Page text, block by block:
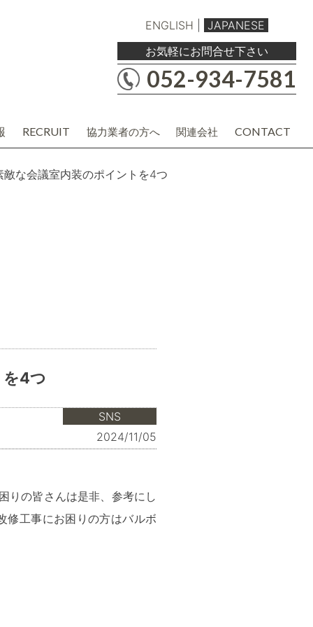
ENGLISH
JAPANESE
お気軽にお問合せ下さい
052-934-7581
RECRUIT 協力業者の方へ 関連会社 CONTACT
な会議室内装のポイントを4つ
を4つ
SNS
2024/11/05
りの皆さんは是非、参考にし
修工事にお困りの方はバルボ